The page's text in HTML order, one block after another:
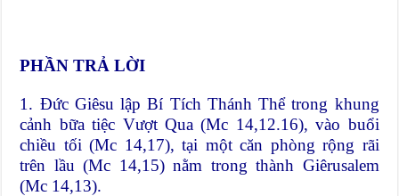
PHẦN TRẢ LỜI
1. Đức Giêsu lập Bí Tích Thánh Thể trong khung
cảnh bữa tiệc Vượt Qua (Mc 14,12.16), vào buổi
chiều tối (Mc 14,17), tại một căn phòng rộng rãi
trên lầu (Mc 14,15) nằm trong thành Giêrusalem
(Mc 14,13).